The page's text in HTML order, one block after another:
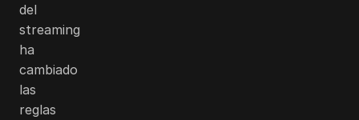
del
streaming
ha
cambiado
las
reglas